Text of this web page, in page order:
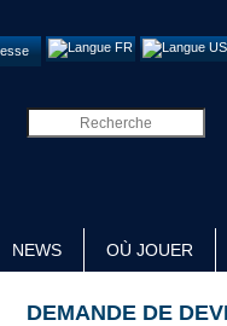
NEWS OÙ JOUER
DEMANDE DE